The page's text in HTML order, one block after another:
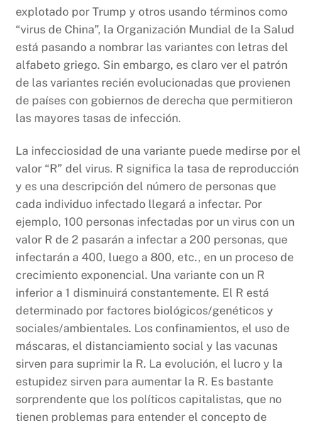
explotado por Trump y otros usando términos como
“virus de China”, la Organización Mundial de la Salud
está pasando a nombrar las variantes con letras del
alfabeto griego. Sin embargo, es claro ver el patrón
de las variantes recién evolucionadas que provienen
de países con gobiernos de derecha que permitieron
las mayores tasas de infección.
La infecciosidad de una variante puede medirse por el
valor “R” del virus. R significa la tasa de reproducción
y es una descripción del número de personas que
cada individuo infectado llegará a infectar. Por
ejemplo, 100 personas infectadas por un virus con un
valor R de 2 pasarán a infectar a 200 personas, que
infectarán a 400, luego a 800, etc., en un proceso de
crecimiento exponencial. Una variante con un R
inferior a 1 disminuirá constantemente. El R está
determinado por factores biológicos/genéticos y
sociales/ambientales. Los confinamientos, el uso de
máscaras, el distanciamiento social y las vacunas
sirven para suprimir la R. La evolución, el lucro y la
estupidez sirven para aumentar la R. Es bastante
sorprendente que los políticos capitalistas, que no
tienen problemas para entender el concepto de